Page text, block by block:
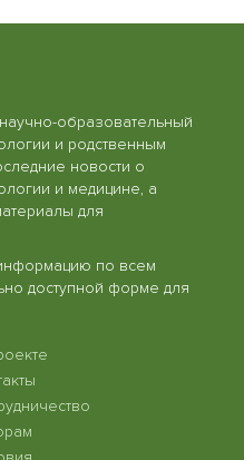
образовательный
и родственным
новости о
и медицине, а
для
по всем
доступной форме для